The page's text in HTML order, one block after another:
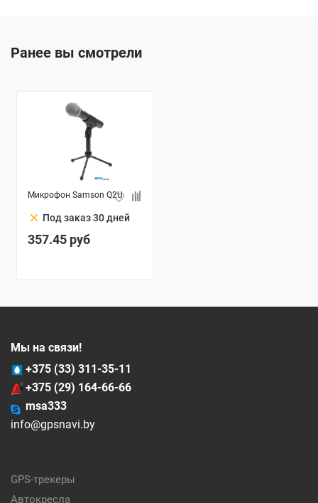
Ранее вы смотрели
Микрофон Samson Q2U
clear Под заказ 30 дней
357.45 руб
Мы на связи!
+375 (33) 311-35-11
+375 (29) 164-66-66
msa333
info@gpsnavi.by
GPS-трекеры
Автокресла